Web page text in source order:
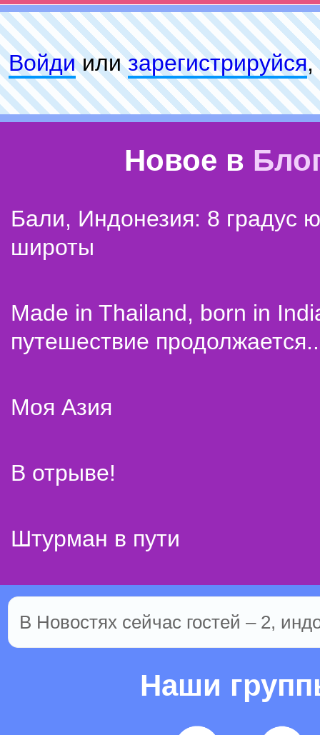
Войдиилизарeгиcтpируйся,
Новое в
Бали, Индонезия: 8 градус
широты
Made in Thailand, born in
путешествие
Моя Азия
В отрыве!
Штурман в пути
В Новостях сейчас гостей – 2,
Наши